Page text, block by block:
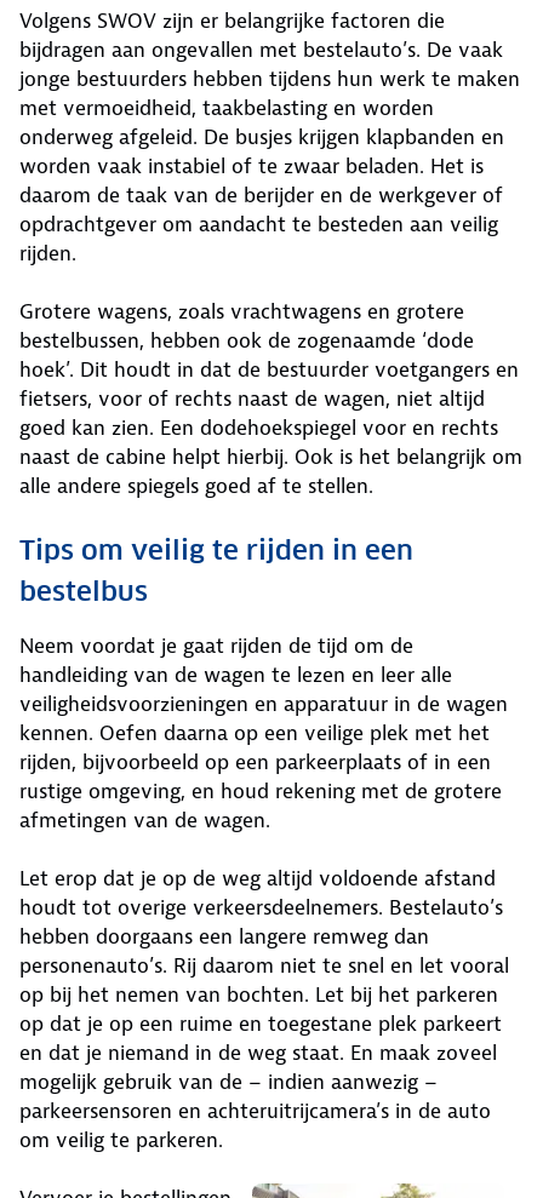
Volgens SWOV zijn er belangrijke factoren die
bijdragen aan ongevallen met bestelauto’s. De vaak
jonge bestuurders hebben tijdens hun werk te maken
met vermoeidheid, taakbelasting en worden
onderweg afgeleid. De busjes krijgen klapbanden en
worden vaak instabiel of te zwaar beladen. Het is
daarom de taak van de berijder en de werkgever of
opdrachtgever om aandacht te besteden aan veilig
rijden.
Grotere wagens, zoals vrachtwagens en grotere
bestelbussen, hebben ook de zogenaamde ‘dode
hoek’. Dit houdt in dat de bestuurder voetgangers en
fietsers, voor of rechts naast de wagen, niet altijd
goed kan zien. Een dodehoekspiegel voor en rechts
naast de cabine helpt hierbij. Ook is het belangrijk om
alle andere spiegels goed af te stellen.
Tips om veilig te rijden in een
bestelbus
Neem voordat je gaat rijden de tijd om de
handleiding van de wagen te lezen en leer alle
veiligheidsvoorzieningen en apparatuur in de wagen
kennen. Oefen daarna op een veilige plek met het
rijden, bijvoorbeeld op een parkeerplaats of in een
rustige omgeving, en houd rekening met de grotere
afmetingen van de wagen.
Let erop dat je op de weg altijd voldoende afstand
houdt tot overige verkeersdeelnemers. Bestelauto’s
hebben doorgaans een langere remweg dan
personenauto’s. Rij daarom niet te snel en let vooral
op bij het nemen van bochten. Let bij het parkeren
op dat je op een ruime en toegestane plek parkeert
en dat je niemand in de weg staat. En maak zoveel
mogelijk gebruik van de – indien aanwezig –
parkeersensoren en achteruitrijcamera’s in de auto
om veilig te parkeren.